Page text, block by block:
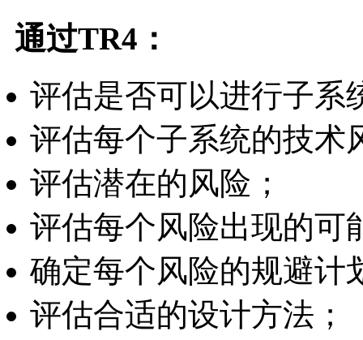
通过TR4 ：
评估是否可以进行子系
评估每个子系统的技术
评估潜在的风险；
评估每个风险出现的可
确定每个风险的规避计
评估合适的设计方法；